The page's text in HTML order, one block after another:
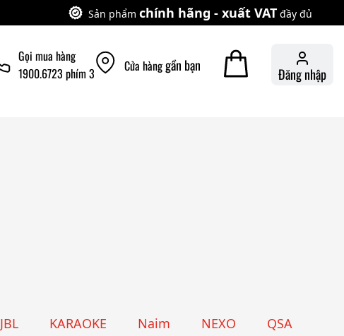
Sản phẩm chính hãng - xuất VAT đầy đủ
Gọi mua hàng
1900.6723 phím 3
Cửa hànggần bạn Đăng nhập
JBL KARAOKE Naim NEXO
QSA